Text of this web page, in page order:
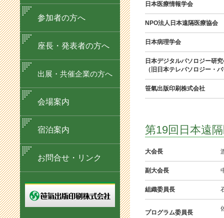
参加者の方へ
座長・発表者の方へ
出展・共催企業の方へ
会場案内
宿泊案内
お問合せ・リンク
日本医療情報学会
NPO法人日本遠隔医療協会
日本病理学会
日本デジタルパソロジー研
（旧日本テレパソロジー・
笹氣出版印刷株式会社
第19回日本遠
大会長
副大会長
組織委員長
プログラム委員長